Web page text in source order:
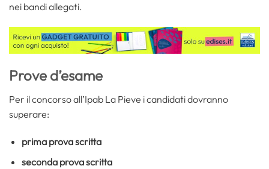
nei bandi allegati.
Prove d’esame
Per il concorso all’Ipab La Pieve i candidati dovranno
superare:
prima prova scritta
seconda prova scritta